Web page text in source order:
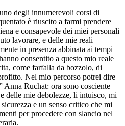
degli innumerevoli corsi di
è riuscito a farmi prendere
e consapevole dei miei personali
lavorare, e delle mie reali
in presenza abbinata ai tempi
consentito a questo mio reale
come farfalla da bozzolo, di
Nel mio percorso potrei dire
Anna Ruchat: ora sono cosciente
delle mie debolezze, li intuisco, mi
e un senso critico che mi
per procedere con slancio nel